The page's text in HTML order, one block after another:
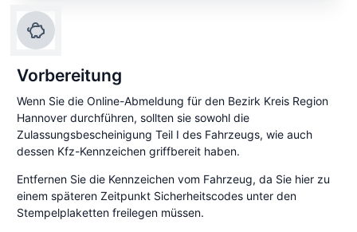
Vorbereitung
Wenn Sie die Online-Abmeldung für den Bezirk Kreis Region
Hannover durchführen, sollten sie sowohl die
Zulassungsbescheinigung Teil I des Fahrzeugs, wie auch
dessen Kfz-Kennzeichen griffbereit haben.
Entfernen Sie die Kennzeichen vom Fahrzeug, da Sie hier zu
einem späteren Zeitpunkt Sicherheitscodes unter den
Stempelplaketten freilegen müssen.